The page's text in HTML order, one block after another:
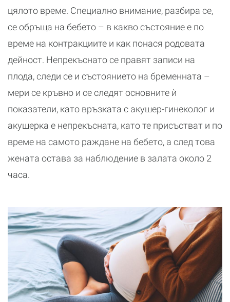
цялото време. Специално внимание, разбира се,
се обръща на бебето – в какво състояние е по
време на контракциите и как понася родовата
дейност. Непрекъснато се правят записи на
плода, следи се и състоянието на бременната –
мери се кръвно и се следят основните ѝ
показатели, като връзката с акушер-гинеколог и
акушерка е непрекъсната, като те присъстват и по
време на самото раждане на бебето, а след това
жената остава за наблюдение в залата около 2
часа.